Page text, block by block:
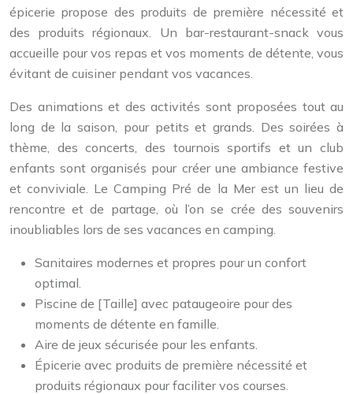
épicerie propose des produits de première nécessité et
des produits régionaux. Un bar-restaurant-snack vous
accueille pour vos repas et vos moments de détente, vous
évitant de cuisiner pendant vos vacances.
Des animations et des activités sont proposées tout au
long de la saison, pour petits et grands. Des soirées à
thème, des concerts, des tournois sportifs et un club
enfants sont organisés pour créer une ambiance festive
et conviviale. Le Camping Pré de la Mer est un lieu de
rencontre et de partage, où l’on se crée des souvenirs
inoubliables lors de ses vacances en camping.
Sanitaires modernes et propres pour un confort
optimal.
Piscine de [Taille] avec pataugeoire pour des
moments de détente en famille.
Aire de jeux sécurisée pour les enfants.
Épicerie avec produits de première nécessité et
produits régionaux pour faciliter vos courses.